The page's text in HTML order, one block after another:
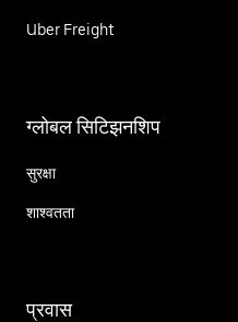
Uber Freight
ग्लोबल सिटिझनशिप
सुरक्षा
शाश्वतता
प्रवास